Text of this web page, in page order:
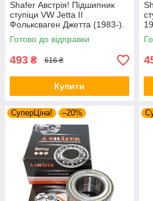
Shafer Австрія! Підшипник
ступіци VW Jetta II
Фольксваген Джетта (1983-).
Передній. VKBA906 , R154.23
, 713610180
Готово до відправки
493 ₴ 616 ₴
Купити
СуперЦіна! –20%